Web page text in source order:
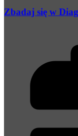
Zbadaj się w